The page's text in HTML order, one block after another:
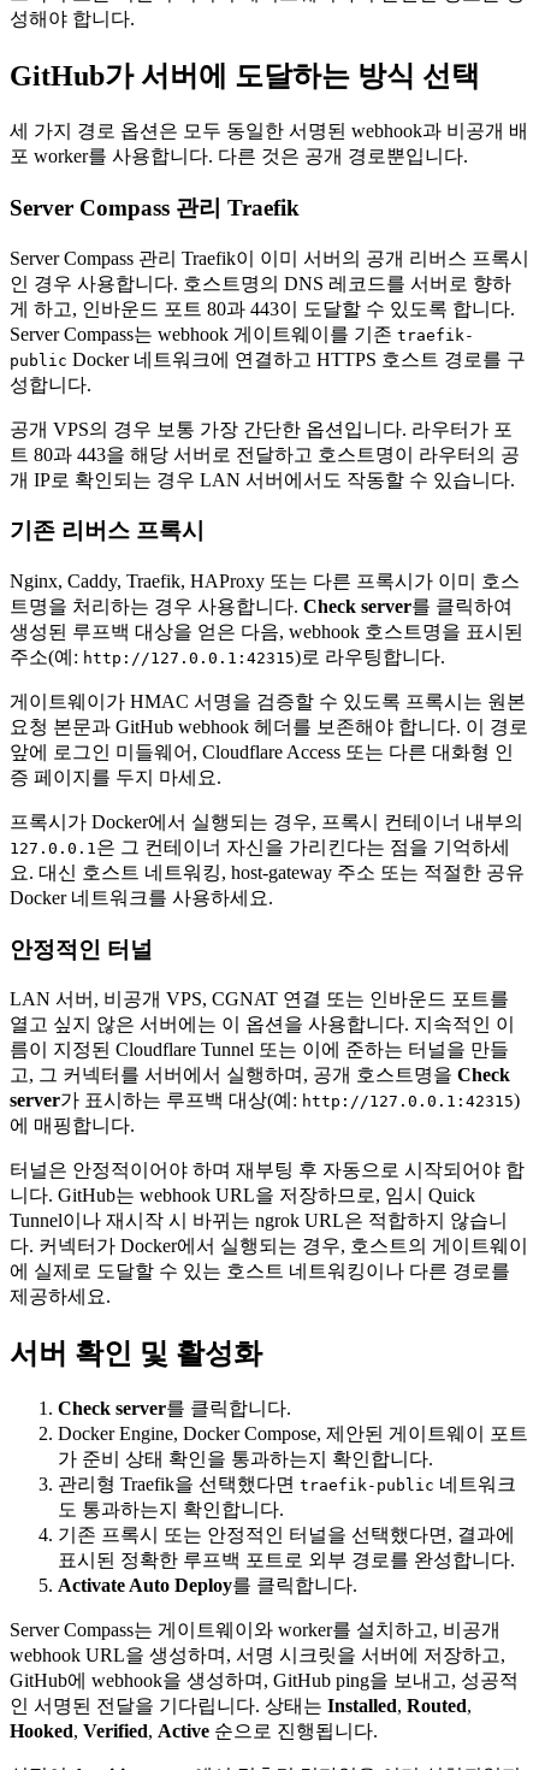
성해야 합니다.
GitHub가 서버에 도달하는 방식 선택
세 가지 경로 옵션은 모두 동일한 서명된 webhook과 비공개 배
포 worker를 사용합니다. 다른 것은 공개 경로뿐입니다.
Server Compass 관리 Traefik
Server Compass 관리 Traefik이 이미 서버의 공개 리버스 프록시
인 경우 사용합니다. 호스트명의 DNS 레코드를 서버로 향하
게 하고, 인바운드 포트 80과 443이 도달할 수 있도록 합니다.
Server Compass는 webhook 게이트웨이를 기존 traefik-
public Docker 네트워크에 연결하고 HTTPS 호스트 경로를 구
성합니다.
공개 VPS의 경우 보통 가장 간단한 옵션입니다. 라우터가 포
트 80과 443을 해당 서버로 전달하고 호스트명이 라우터의 공
개 IP로 확인되는 경우 LAN 서버에서도 작동할 수 있습니다.
기존 리버스 프록시
Nginx, Caddy, Traefik, HAProxy 또는 다른 프록시가 이미 호스
트명을 처리하는 경우 사용합니다. Check server를 클릭하여
생성된 루프백 대상을 얻은 다음, webhook 호스트명을 표시된
주소(예: http://127.0.0.1:42315)로 라우팅합니다.
게이트웨이가 HMAC 서명을 검증할 수 있도록 프록시는 원본
요청 본문과 GitHub webhook 헤더를 보존해야 합니다. 이 경로
앞에 로그인 미들웨어, Cloudflare Access 또는 다른 대화형 인
증 페이지를 두지 마세요.
프록시가 Docker에서 실행되는 경우, 프록시 컨테이너 내부의
127.0.0.1은 그 컨테이너 자신을 가리킨다는 점을 기억하세
요. 대신 호스트 네트워킹, host-gateway 주소 또는 적절한 공유
Docker 네트워크를 사용하세요.
안정적인 터널
LAN 서버, 비공개 VPS, CGNAT 연결 또는 인바운드 포트를
열고 싶지 않은 서버에는 이 옵션을 사용합니다. 지속적인 이
름이 지정된 Cloudflare Tunnel 또는 이에 준하는 터널을 만들
고, 그 커넥터를 서버에서 실행하며, 공개 호스트명을 Check
server가 표시하는 루프백 대상(예: http://127.0.0.1:42315)
에 매핑합니다.
터널은 안정적이어야 하며 재부팅 후 자동으로 시작되어야 합
니다. GitHub는 webhook URL을 저장하므로, 임시 Quick
Tunnel이나 재시작 시 바뀌는 ngrok URL은 적합하지 않습니
다. 커넥터가 Docker에서 실행되는 경우, 호스트의 게이트웨이
에 실제로 도달할 수 있는 호스트 네트워킹이나 다른 경로를
제공하세요.
서버 확인 및 활성화
Check server를 클릭합니다.
Docker Engine, Docker Compose, 제안된 게이트웨이 포트
가 준비 상태 확인을 통과하는지 확인합니다.
관리형 Traefik을 선택했다면 traefik-public 네트워크
도 통과하는지 확인합니다.
기존 프록시 또는 안정적인 터널을 선택했다면, 결과에
표시된 정확한 루프백 포트로 외부 경로를 완성합니다.
Activate Auto Deploy를 클릭합니다.
Server Compass는 게이트웨이와 worker를 설치하고, 비공개
webhook URL을 생성하며, 서명 시크릿을 서버에 저장하고,
GitHub에 webhook을 생성하며, GitHub ping을 보내고, 성공적
인 서명된 전달을 기다립니다. 상태는 Installed, Routed,
Hooked, Verified, Active 순으로 진행됩니다.